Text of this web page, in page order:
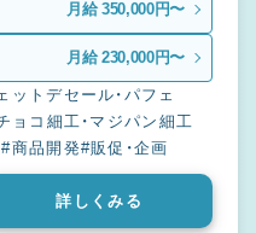
月給 350,000円〜
月給 230,000円〜
ットデセール・パフェ
ョコ細工・マジパン細工
#商品開発#販促・企画
詳しくみる